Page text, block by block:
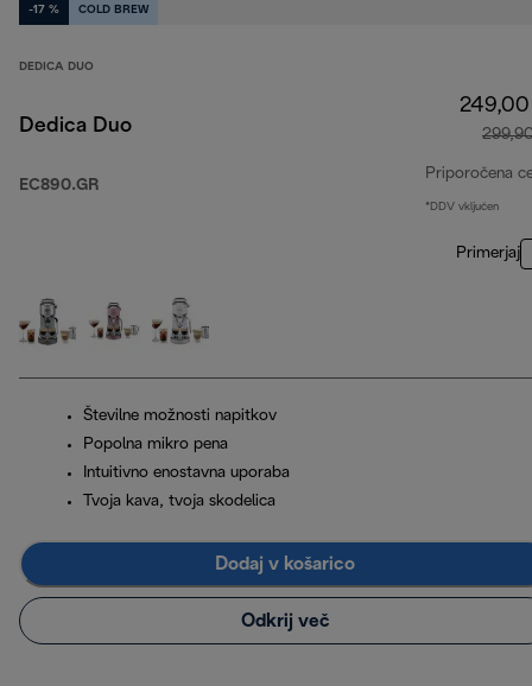
-17 % COLD BREW
DEDICA DUO
Dedica Duo
EC890.GR
Priporočena
*DDV vključen
Primerjaj
Številne možnosti napitkov
Popolna mikro pena
Intuitivno enostavna uporaba
Tvoja kava, tvoja skodelica
Dodaj v košarico
Odkrij več